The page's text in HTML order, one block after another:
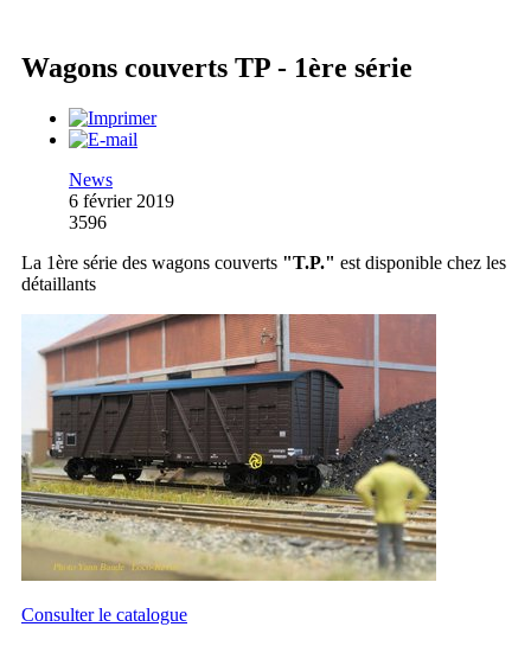
Wagons couverts TP - 1ère série
News
6 février 2019
3596
La 1ère série des wagons couverts "T.P." est disponible chez les
détaillants
Consulter le catalogue